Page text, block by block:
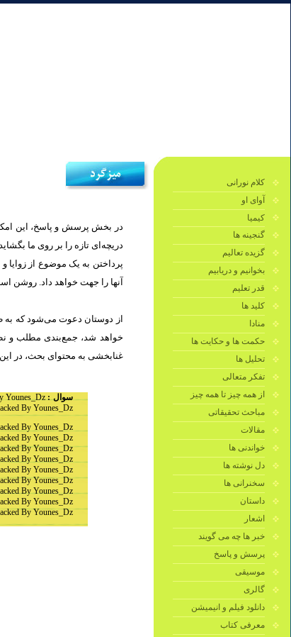
در بخش پرسش و پاسخ، این
دریچه‌ای تازه را بر روی ما
پرداختن به یک موضوع از زوایا
آنها را جهت خواهد داد. روشن
از دوستان دعوت می‌شود که به
خواهد شد، جمع‌بندی مطلب و
غنابخشی به محتوای بحث، در
سوال : Younes_Dz
By Younes_Dz
By Younes_Dz
By Younes_Dz
By Younes_Dz
By Younes_Dz
By Younes_Dz
By Younes_Dz
By Younes_Dz
By Younes_Dz
By Younes_Dz
کلام نورانی
آوای او
کیمیا
گنجینه ها
گزیده تعالیم
بخوانیم و دریابیم
قدر تعلیم
کلید ها
منادا
حکمت ها و حکایت ها
تحلیل ها
تفکر متعالی
از همه چیز تا همه چیز
مباحث تحقیقاتی
مقالات
خواندنی ها
دل نوشته ها
سخنرانی ها
داستان
اشعار
خبر ها چه می گویند
پرسش و پاسخ
موسیقی
گالری
دانلود فیلم و انیمیشن
معرفی کتاب